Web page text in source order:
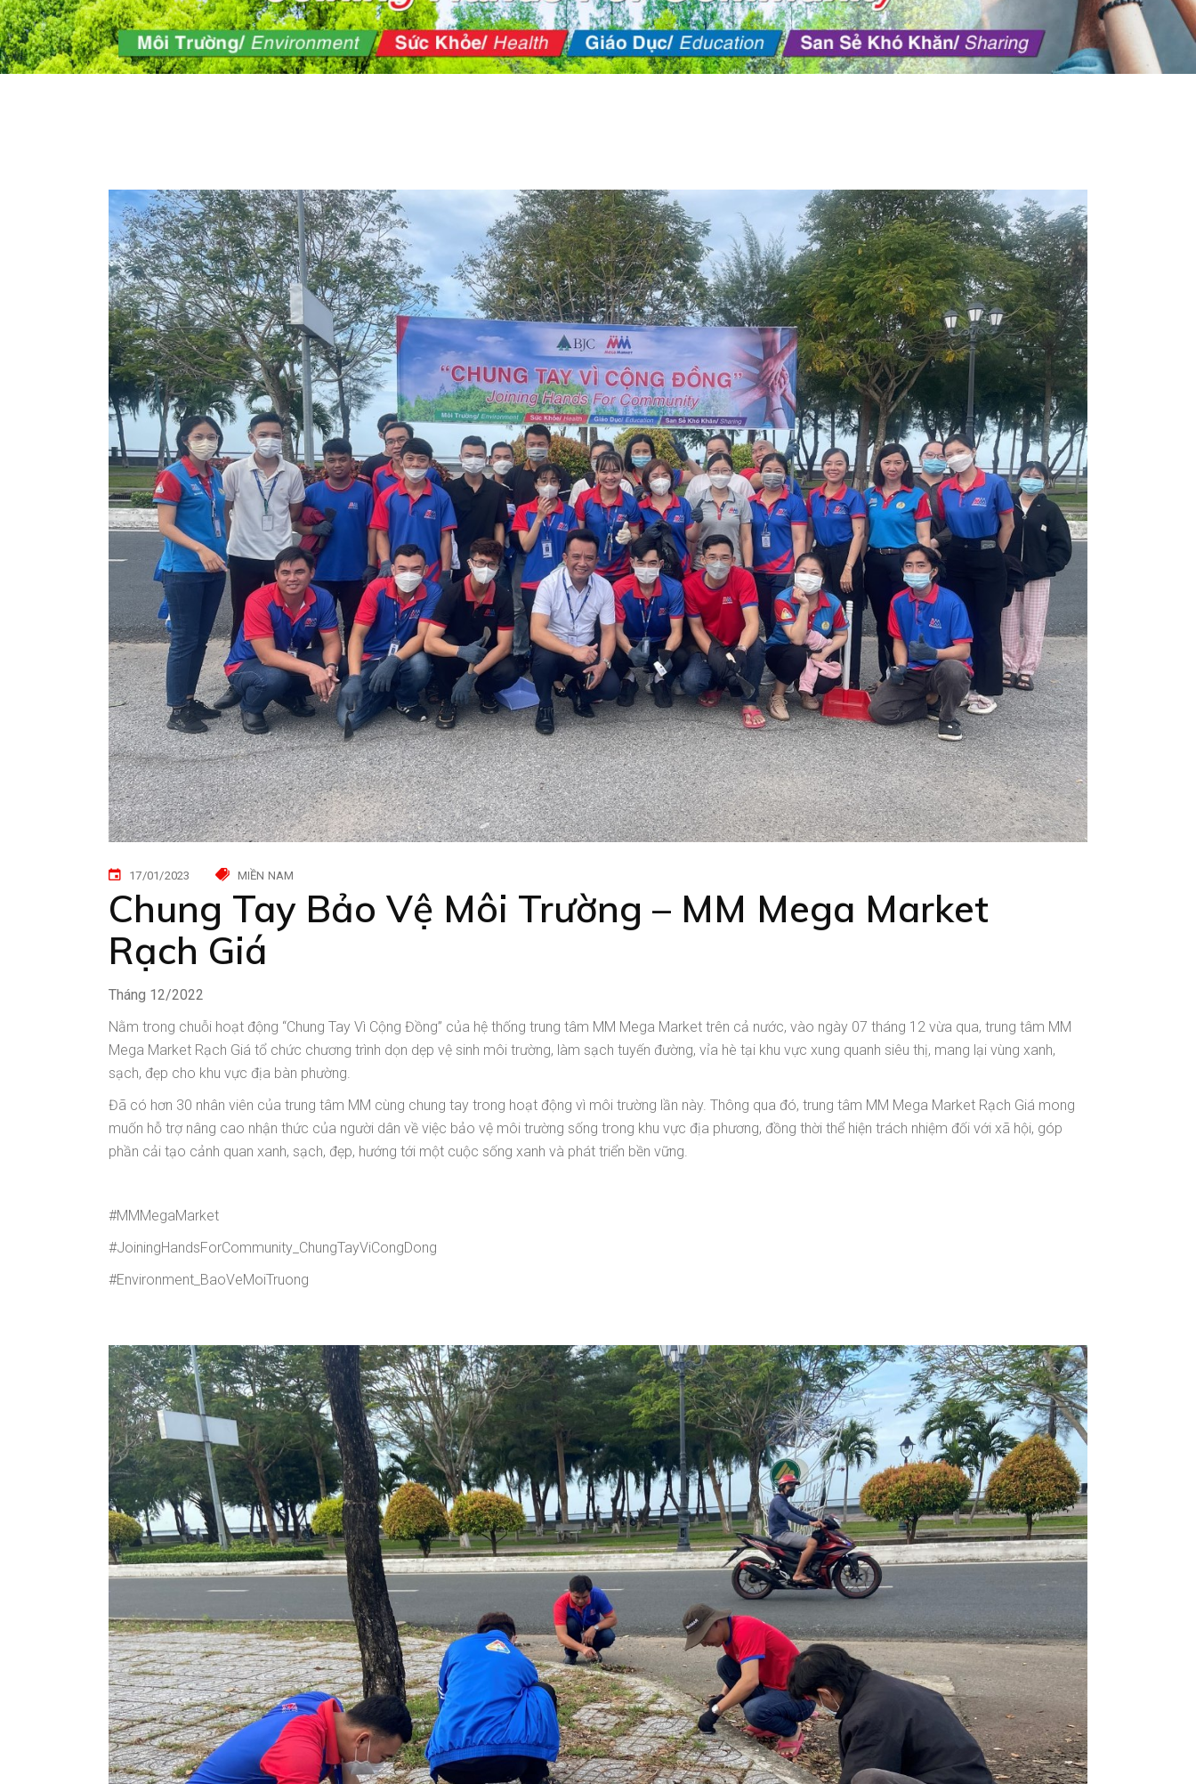
17/01/2023 MIỀN NAM
Chung Tay Bảo Vệ Môi Trường – MM Mega Market
Rạch Giá
Tháng 12/2022
Nằm trong chuỗi hoạt động “Chung Tay Vì Cộng Đồng” của hệ thống trung tâm MM Mega Market trên cả nước, vào ngày 07 tháng 12 vừa qua, trung tâm MM
Mega Market Rạch Giá tổ chức chương trình dọn dẹp vệ sinh môi trường, làm sạch tuyến đường, vỉa hè tại khu vực xung quanh siêu thị, mang lại vùng xanh,
sạch, đẹp cho khu vực địa bàn phường.
Đã có hơn 30 nhân viên của trung tâm MM cùng chung tay trong hoạt động vì môi trường lần này. Thông qua đó, trung tâm MM Mega Market Rạch Giá mong
muốn hỗ trợ nâng cao nhận thức của người dân về việc bảo vệ môi trường sống trong khu vực địa phương, đồng thời thể hiện trách nhiệm đối với xã hội, góp
phần cải tạo cảnh quan xanh, sạch, đẹp, hướng tới một cuộc sống xanh và phát triển bền vững.
#MMMegaMarket
#JoiningHandsForCommunity_ChungTayViCongDong
#Environment_BaoVeMoiTruong